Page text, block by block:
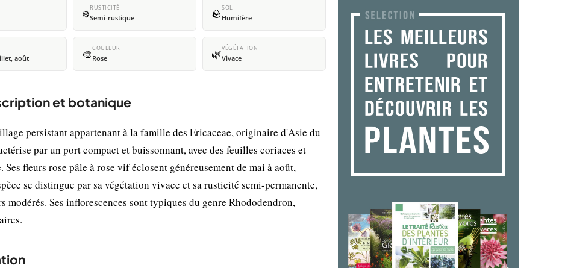
❄️RUSTICITÉ
Semi-rustique 🪨SOL
Humifère
août 🎨COULEUR
Rose 🌿VÉGÉTATION
Vivace
et botanique
persistant appartenant à la famille des Ericaceae, originaire d'Asie du
par un port compact et buissonnant, avec des feuilles coriaces et
fleurs rose pâle à rose vif éclosent généreusement de mai à août,
se distingue par sa végétation vivace et sa rusticité semi-permanente,
modérés. Ses inflorescences sont typiques du genre Rhododendron,